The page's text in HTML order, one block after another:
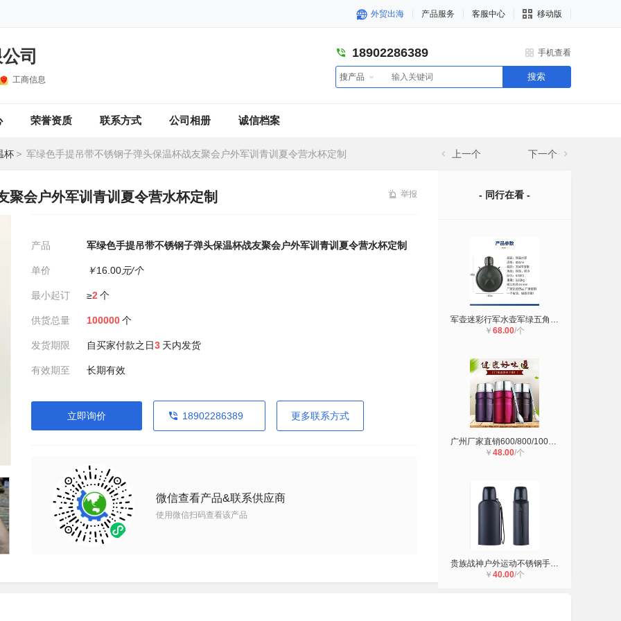
外贸出海 产品服务 客服中心 移动版
司
工商信息
18902286389 手机查看
搜产品 搜索
荣誉资质 联系方式 公司相册 诚信档案
杯 > 军绿色手提吊带不锈钢子弹头保温杯战友聚会户外军训青训夏令营水杯定制 上一个 下一个
聚会户外军训青训夏令营水杯定制 举报
产品 军绿色手提吊带不锈钢子弹头保温杯战友聚会户外军训青训夏令营水杯定制
单价 ￥16.00元/个
最小起订 ≥2 个
供货总量 100000个
发货期限 自买家付款之日3 天内发货
有效期至 长期有效
立即询价 18902286389 更多联系方式
微信查看产品&联系供应商
使用微信扫码查看该产品
- 同行在看 -
军壶迷彩行军水壶军绿五角星德国工艺
￥ 68.00/个
广州厂家直销600/800/1000毫升不锈钢
￥ 48.00/个
贵族战神户外运动不锈钢手提保温杯水
￥ 40.00/个